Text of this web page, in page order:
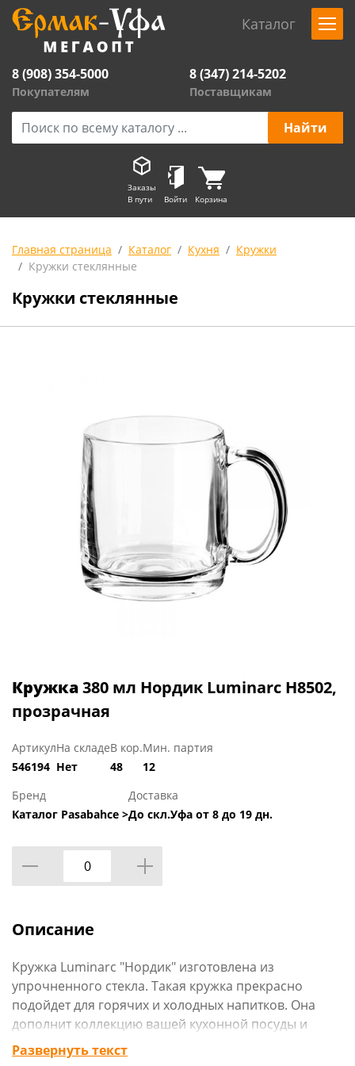
Каталог
8 (908) 354-5000
Покупателям
8 (347) 214-5202
Поставщикам
Заказы
В пути
Войти Корзина
Главная страница Каталог Кухня
Кружки
Кружки стеклянные
Кружки стеклянные
Кружка380 мл Нордик Luminarc H8502,
прозрачная
Артикул
546194
На складе
Нет
В кор.
48
Мин. партия
12
Бренд
Каталог Pasabahce >
Доставка
До скл.Уфа от 8 до 19 дн.
Описание
Кружка Luminarc "Нордик" изготовлена из
упрочненного стекла. Такая кружка прекрасно
подойдет для горячих и холодных напитков. Она
дополнит коллекцию вашей кухонной посуды и
будет служить долгие годы.
Можно использовать в посудомоечной машине и
Развернуть текст